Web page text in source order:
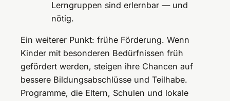
Lerngruppen sind erlernbar — und
nötig.
Ein weiterer Punkt: frühe Förderung. Wenn
Kinder mit besonderen Bedürfnissen früh
gefördert werden, steigen ihre Chancen auf
bessere Bildungsabschlüsse und Teilhabe.
Programme, die Eltern, Schulen und lokale